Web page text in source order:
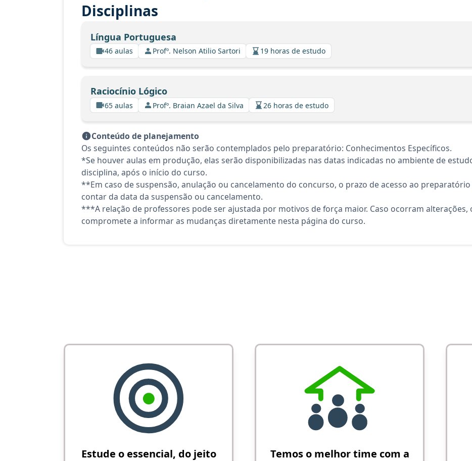
Disciplinas
Língua Portuguesa
46 aulas Profº. Nelson Atilio Sartori 19 horas de estudo
Raciocínio Lógico
65 aulas Profº. Braian Azael da Silva 26 horas de estudo
Conteúdo de planejamento
Os seguintes conteúdos não serão contemplados pelo preparatório: Conhecimentos Específicos.
*Se houver aulas em produção, elas serão disponibilizadas nas datas indicadas no ambiente de
disciplina, após o início do curso.
**Em caso de suspensão, anulação ou cancelamento do concurso, o prazo de acesso ao
contar da data da suspensão ou cancelamento.
***A relação de professores pode ser ajustada por motivos de força maior. Caso ocorram alterações,
compromete a informar as mudanças diretamente nesta página do curso.
Estude o essencial, do jeito
Temos o melhor time com a